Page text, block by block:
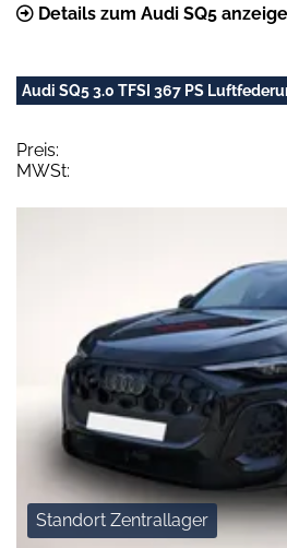
Details zum Audi SQ5
Audi SQ5 3.0 TFSI 367 PS
Preis:
MWSt:
Standort Zentrallager